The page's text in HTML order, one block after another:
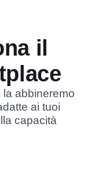
il
la abbineremo
ai tuoi
capacità